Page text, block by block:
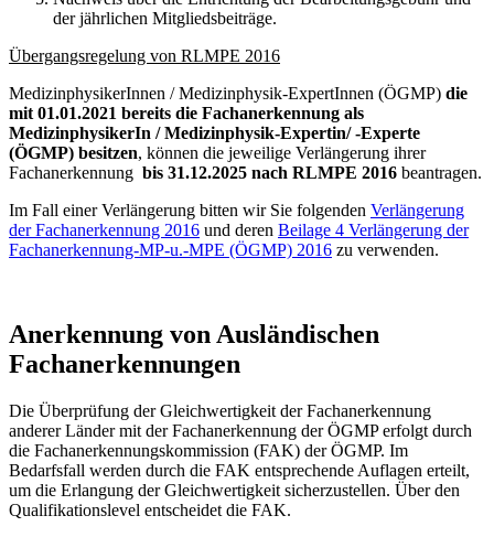
der jährlichen Mitgliedsbeiträge.
Übergangsregelung von RLMPE 2016
MedizinphysikerInnen / Medizinphysik-ExpertInnen (ÖGMP) die
mit 01.01.2021 bereits die Fachanerkennung als
MedizinphysikerIn / Medizinphysik-Expertin/ -Experte
(ÖGMP) besitzen, können die jeweilige Verlängerung ihrer
Fachanerkennung bis 31.12.2025 nach RLMPE 2016 beantragen.
Im Fall einer Verlängerung bitten wir Sie folgenden Verlängerung
der Fachanerkennung 2016 und deren Beilage 4 Verlängerung der
Fachanerkennung-MP-u.-MPE (ÖGMP) 2016 zu verwenden.
Anerkennung von Ausländischen
Fachanerkennungen
Die Überprüfung der Gleichwertigkeit der Fachanerkennung
anderer Länder mit der Fachanerkennung der ÖGMP erfolgt durch
die Fachanerkennungskommission (FAK) der ÖGMP. Im
Bedarfsfall werden durch die FAK entsprechende Auflagen erteilt,
um die Erlangung der Gleichwertigkeit sicherzustellen. Über den
Qualifikationslevel entscheidet die FAK.